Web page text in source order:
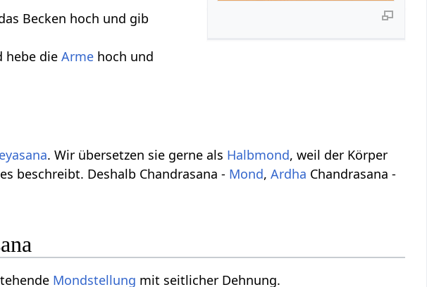
Becken hoch und gib
hebe dieArme hoch und
. Wir übersetzen sie gerne als Halbmond, weil der Körper
beschreibt. Deshalb Chandrasana - Mond,Ardha Chandrasana -
Mondstellung mit seitlicher Dehnung.